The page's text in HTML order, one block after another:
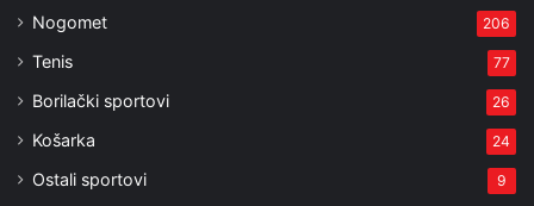
Nogomet 206
Tenis 77
Borilački sportovi 26
Košarka 24
Ostali sportovi 9